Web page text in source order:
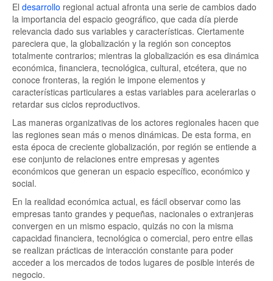
El desarrollo regional actual afronta una serie de cambios dado
la importancia del espacio geográfico, que cada día pierde
relevancia dado sus variables y características. Ciertamente
pareciera que, la globalización y la región son conceptos
totalmente contrarios; mientras la globalización es esa dinámica
económica, financiera, tecnológica, cultural, etcétera, que no
conoce fronteras, la región le impone elementos y
características particulares a estas variables para acelerarlas o
retardar sus ciclos reproductivos.
Las maneras organizativas de los actores regionales hacen que
las regiones sean más o menos dinámicas. De esta forma, en
esta época de creciente globalización, por región se entiende a
ese conjunto de relaciones entre empresas y agentes
económicos que generan un espacio específico, económico y
social.
En la realidad económica actual, es fácil observar como las
empresas tanto grandes y pequeñas, nacionales o extranjeras
convergen en un mismo espacio, quizás no con la misma
capacidad financiera, tecnológica o comercial, pero entre ellas
se realizan prácticas de interacción constante para poder
acceder a los mercados de todos lugares de posible interés de
negocio.